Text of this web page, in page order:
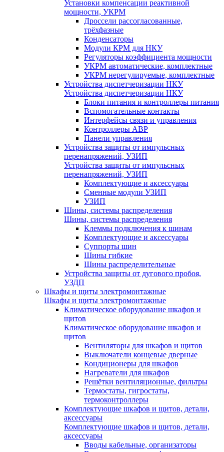
Установки компенсации реактивной
мощности, УКРМ
Дроссели рассогласованные,
трёхфазные
Конденсаторы
Модули КРМ для НКУ
Регуляторы коэффициента мощности
УКРМ автоматические, комплектные
УКРМ нерегулируемые, комплектные
Устройства диспетчеризации НКУ
Устройства диспетчеризации НКУ
Блоки питания и контроллеры питания
Вспомогательные контакты
Интерфейсы связи и управления
Контроллеры АВР
Панели управления
Устройства защиты от импульсных
перенапряжений, УЗИП
Устройства защиты от импульсных
перенапряжений, УЗИП
Комплектующие и аксессуары
Сменные модули УЗИП
УЗИП
Шины, системы распределения
Шины, системы распределения
Клеммы подключения к шинам
Комплектующие и аксессуары
Суппорты шин
Шины гибкие
Шины распределительные
Устройства защиты от дугового пробоя,
УЗДП
Шкафы и щиты электромонтажные
Шкафы и щиты электромонтажные
Климатическое оборудование шкафов и
щитов
Климатическое оборудование шкафов и
щитов
Вентиляторы для шкафов и щитов
Выключатели концевые дверные
Кондиционеры для шкафов
Нагреватели для шкафов
Решётки вентиляционные, фильтры
Термостаты, гигростаты,
термоконтроллеры
Комплектующие шкафов и щитов, детали,
аксессуары
Комплектующие шкафов и щитов, детали,
аксессуары
Вводы кабельные, организаторы